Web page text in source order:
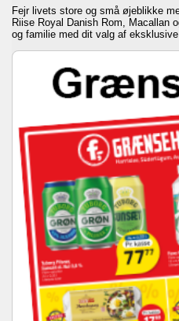
Fejr livets store og små øjeblikke
Riise Royal Danish Rom, Macallan
og familie med dit valg af